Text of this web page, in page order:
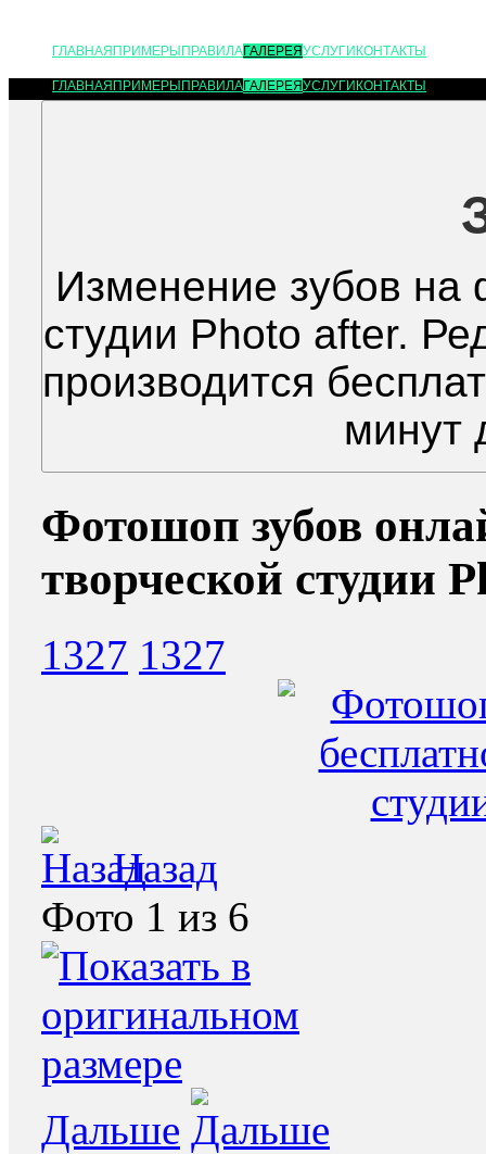
ГЛАВНАЯ ПРИМЕРЫ ПРАВИЛАГАЛЕРЕЯУСЛУГИ КОНТАКТЫ
ГЛАВНАЯ ПРИМЕРЫ ПРАВИЛАГАЛЕРЕЯУСЛУГИ КОНТАКТЫ
Изменение зубов на
студии Photo after.
производится
минут
Фотошоп зубов
творческой студии
1327 1327
Назад
Фото 1 из 6
Дальше